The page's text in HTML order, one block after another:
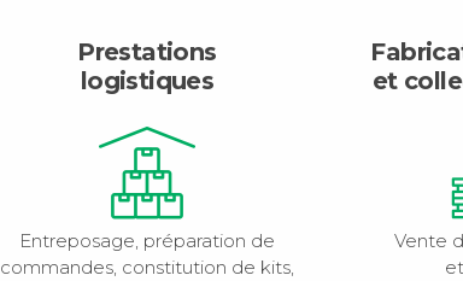
Prestations
logistiques
Entreposage, préparation de
commandes, constitution de kits,
et
Vente